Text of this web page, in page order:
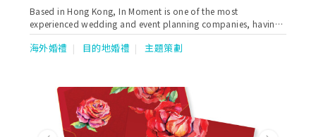
Based in Hong Kong, In Moment is one of the most
experienced wedding and event planning companies, having
produced many luxurious and unique weddings along with
large-scale events.
海外婚禮 目的地婚禮 主題策劃